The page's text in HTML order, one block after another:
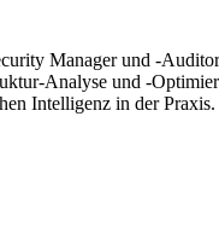
Manager und -
Analyse und -
Intelligenz in der Praxis.